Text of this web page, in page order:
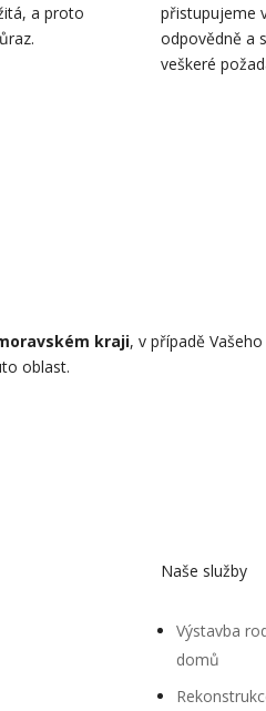
a proto
přistupujeme
odpovědně a
veškeré
kraji, v případě
oblast.
Naše služby
Výstavba
domů